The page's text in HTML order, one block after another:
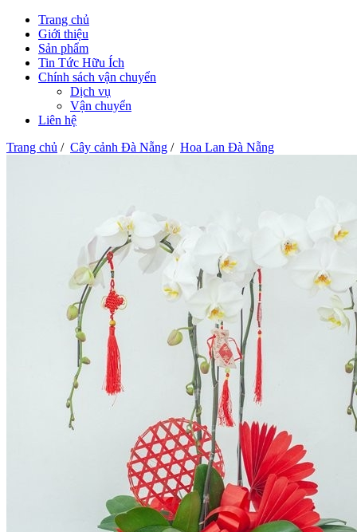
Trang chủ
Giới thiệu
Sản phẩm
Tin Tức Hữu Ích
Chính sách vận chuyển
Dịch vụ
Vận chuyển
Liên hệ
Trang chủ / Cây cảnh Đà Nẵng / Hoa Lan Đà Nẵng